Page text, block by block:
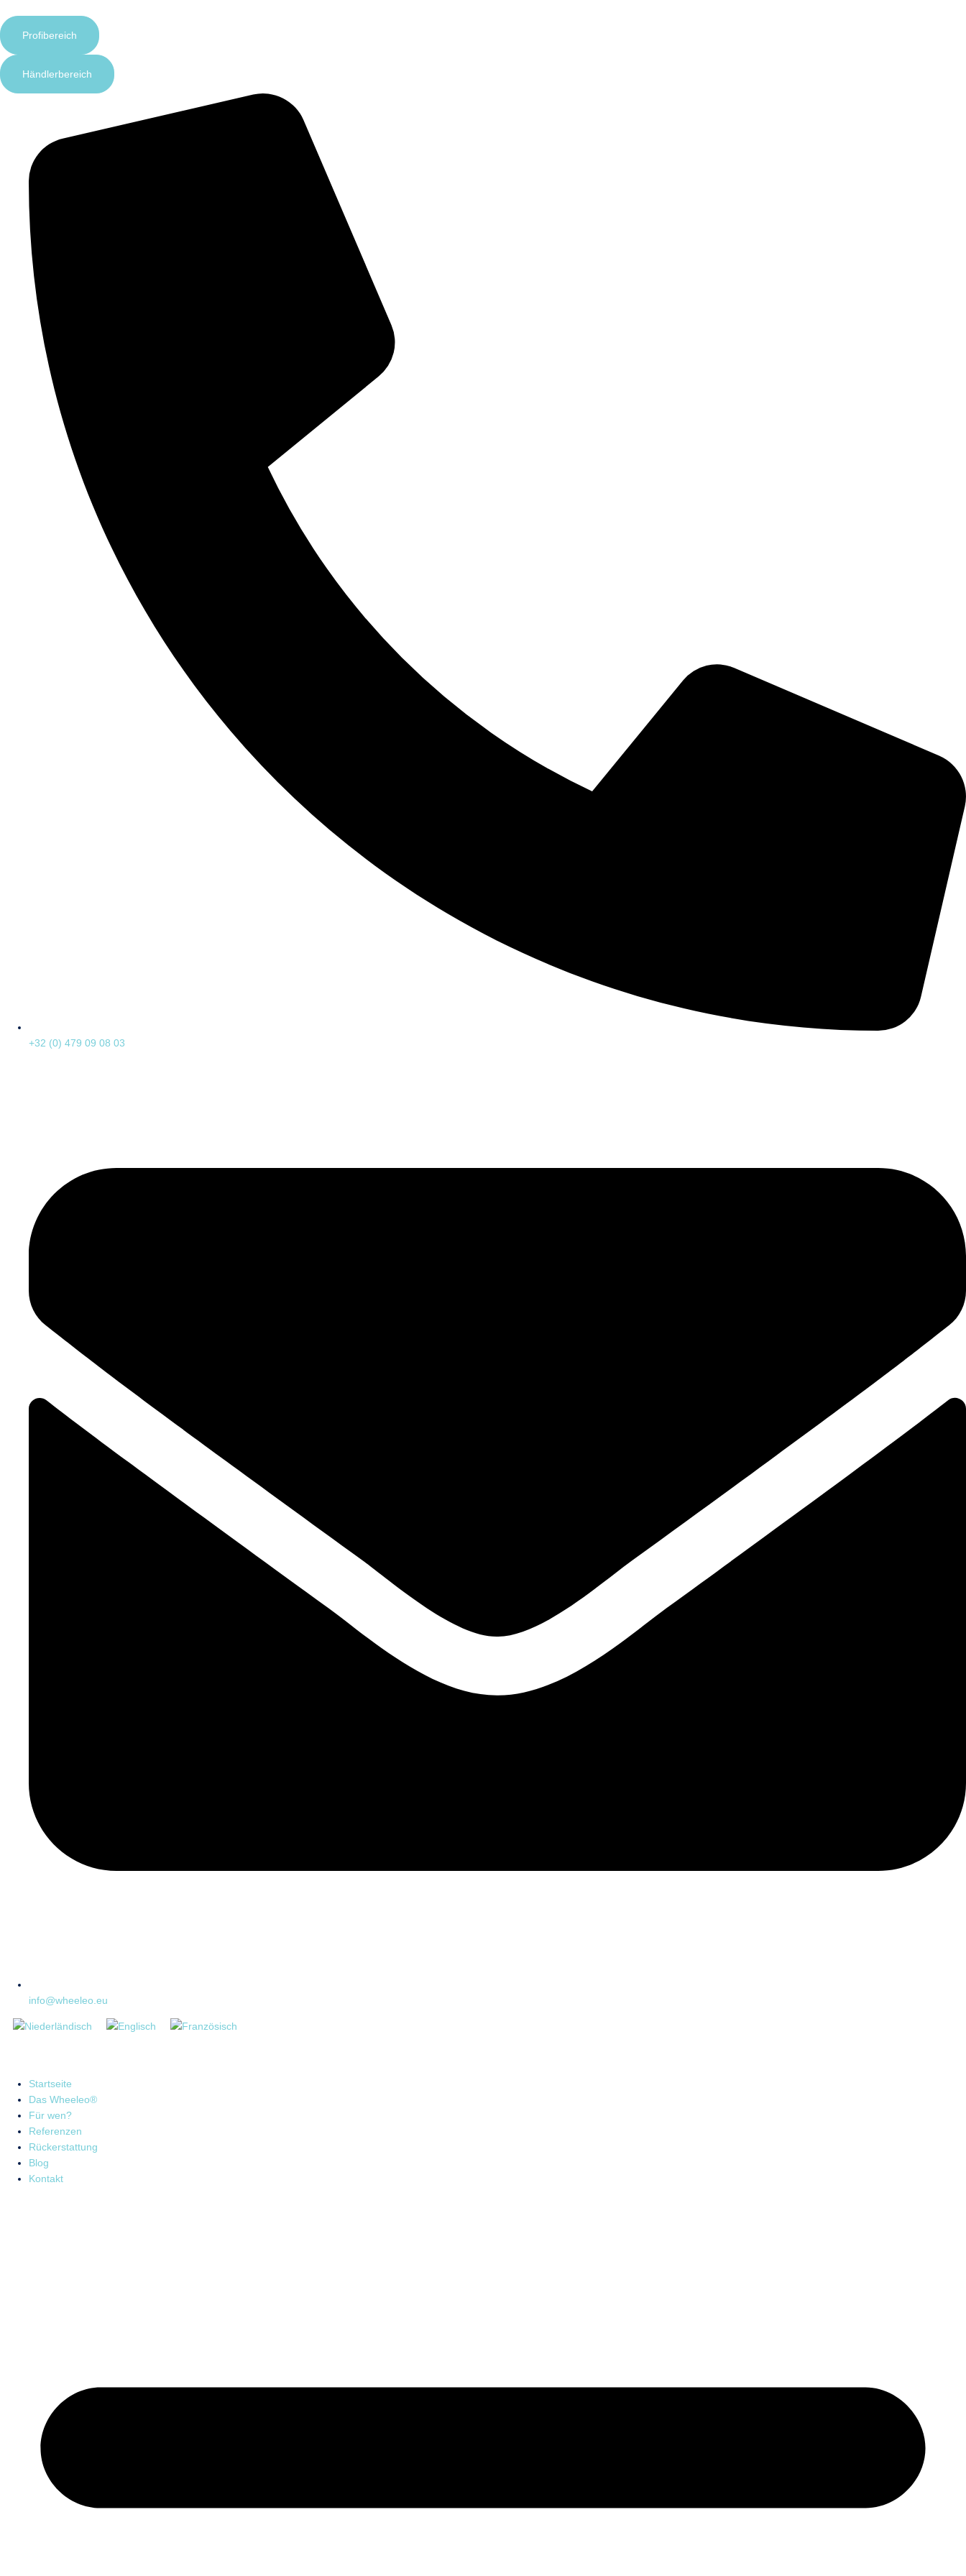
Profibereich
Händlerbereich
+32 (0) 479 09 08 03
info@wheeleo.eu
Startseite
Das Wheeleo®
Für wen?
Referenzen
Rückerstattung
Blog
Kontakt